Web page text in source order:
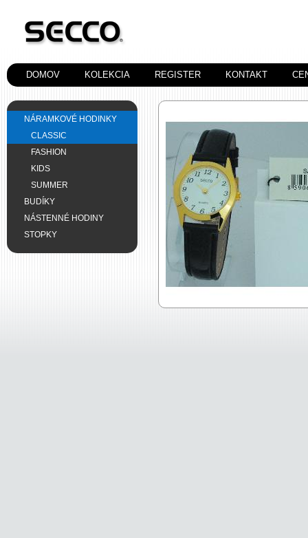
DOMOV KOLEKCIA REGISTER KONTAKT
NÁRAMKOVÉ HODINKY
CLASSIC
FASHION
KIDS
SUMMER
BUDÍKY
NÁSTENNÉ HODINY
STOPKY